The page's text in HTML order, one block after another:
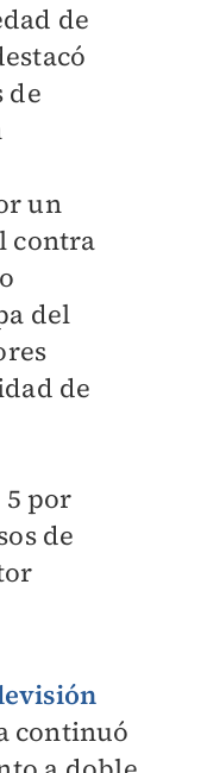
de
de
un
contra
del
de
por
de
continuó